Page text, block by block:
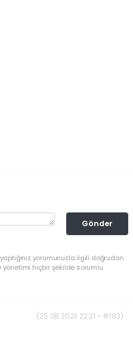
Gönder
yorumunuzla ilgili doğrudan
yönetimi hiçbir şekilde sorumlu
(25.08.2023 22:21 - #193)